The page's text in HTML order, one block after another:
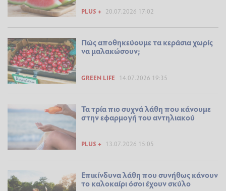
PLUS + 20.07.2026 17:02
Πώς αποθηκεύουμε τα κεράσια χωρίς
να μαλακώσουν;
GREEN LIFE 14.07.2026 19:35
Τα τρία πιο συχνά λάθη που κάνουμε
στην εφαρμογή του αντηλιακού
PLUS + 13.07.2026 15:05
Επικίνδυνα λάθη που συνήθως κάνουν
το καλοκαίρι όσοι έχουν σκύλο